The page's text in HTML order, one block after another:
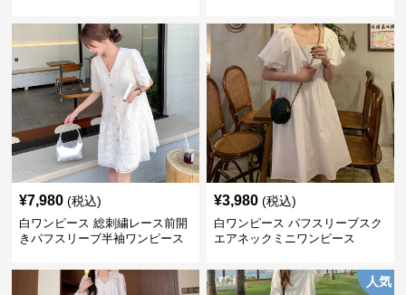
¥7,980 (税込)
白ワンピース 総刺繍レース前開
きパフスリーブ半袖ワンピース
¥3,980 (税込)
白ワンピース パフスリーブスク
エアネックミニワンピース
人気